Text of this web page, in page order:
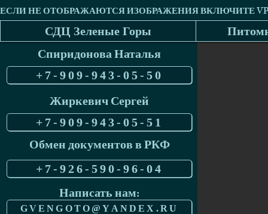
СДЦ Зеленые Горы
Спиридонова Наталья
+7-909-943-05-50
Жиркевич Сергей
+7-909-943-05-51
Обмен документов в РКФ
+7-926-590-96-04
Написать нам:
GVENGOTO@YANDEX.RU